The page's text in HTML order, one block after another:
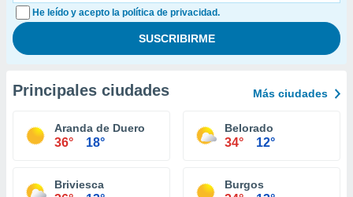
He leído y acepto la política de privacidad.
Principales ciudades Más ciudades
Aranda de Duero
36° 18°
Belorado
34° 12°
Briviesca Burgos